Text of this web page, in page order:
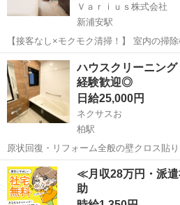
Ｖａｒｉｕｓ株式会社
新浦安駅
【接客なし×モクモク清掃！】 室内の掃
バスルームの水滴ふき取り、アメニティ
いちから丁寧に教えますので未経験の方
間時間に働きたい方、扶養範囲内で働...
千葉 浦安市 新浦安駅
ハウスクリーニン
経験歓迎◎
日給25,000円
ネクサスお
柏駅
原状回復・リフォーム全般の壁クロス貼
を行うスタッフを募集しています。 未経
フが丁寧にサポートするので安心して始められます
12,000円～25,000円...
千葉 柏市 柏駅 軽作業 ス
≪月収28万円・派
助